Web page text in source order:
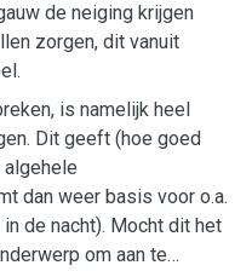
de neiging krijgen
zorgen, dit vanuit
is namelijk heel
Dit geeft (hoe goed
dan weer basis voor o.a.
de nacht). Mocht dit het
om aan te